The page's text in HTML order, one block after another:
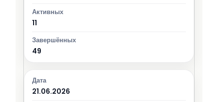
11
49
21.06.2026